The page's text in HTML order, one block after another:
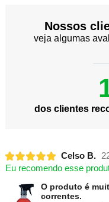
Nossos
veja algumas
dos clientes
Celso B.
Eu recomendo esse
O produto é
correntes.